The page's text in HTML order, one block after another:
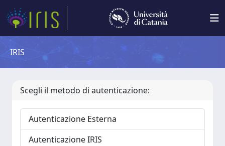
IRIS
Scegli il metodo di autenticazione:
Autenticazione Esterna
Autenticazione IRIS